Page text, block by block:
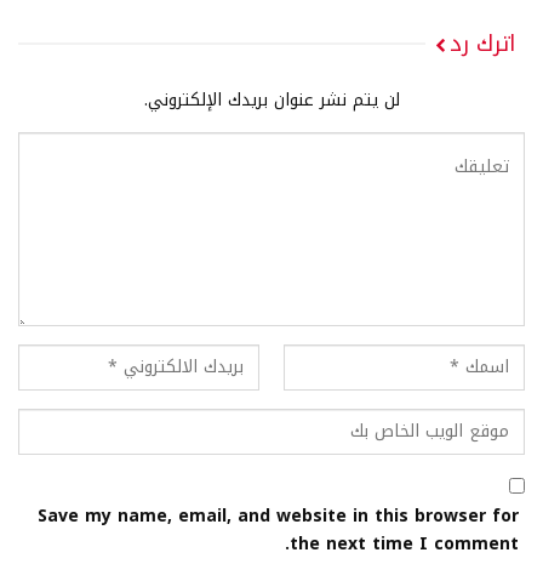
اترك رد
لن يتم نشر عنوان بريدك الإلكتروني.
Save my name, email, and website in this browser for
the next time I comment.